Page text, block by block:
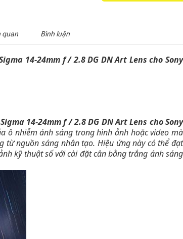
quan Bình luận
14-24mm f / 2.8 DG DN Art Lens cho Sony
14-24mm f / 2.8 DG DN Art Lens cho Sony
ô nhiễm ánh sáng trong hình ảnh hoặc video mà
từ nguồn sáng nhân tạo. Hiệu ứng này có thể đạt
kỹ thuật số với cài đặt cân bằng trắng ánh sáng